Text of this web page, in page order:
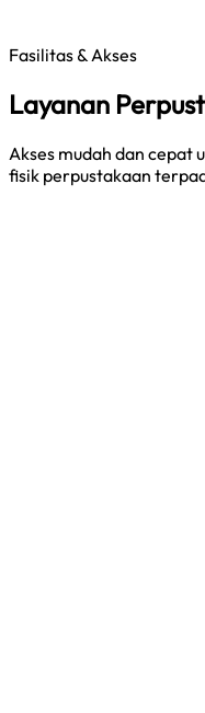
Fasilitas & Akses
Layanan
Akses mudah dan cepat
fisik perpustakaan